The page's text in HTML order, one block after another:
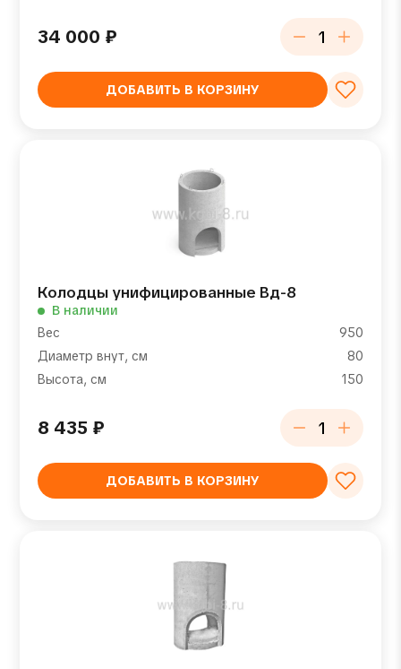
34 000 ₽
ДОБАВИТЬ В КОРЗИНУ
Колодцы унифицированные Вд-8
В наличии
Вес
950
Диаметр внут, см
80
Высота, см
150
8 435 ₽
ДОБАВИТЬ В КОРЗИНУ